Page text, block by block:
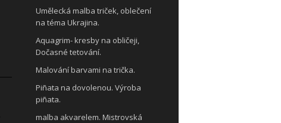
Umělecká malba triček, oblečení
na téma Ukrajina.
Aquagrim- kresby na obličeji,
Dočasné tetování.
Malování barvami na trička.
Piñata na dovolenou. Výroba
piñata.
malba akvarelem. Mistrovská